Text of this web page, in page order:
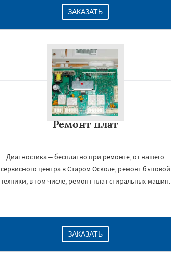
ЗАКАЗАТЬ
Ремонт плат
Диагностика – бесплатно при ремонте, от нашего
сервисного центра в Старом Осколе, ремонт бытовой
техники, в том числе, ремонт плат стиральных машин.
ЗАКАЗАТЬ